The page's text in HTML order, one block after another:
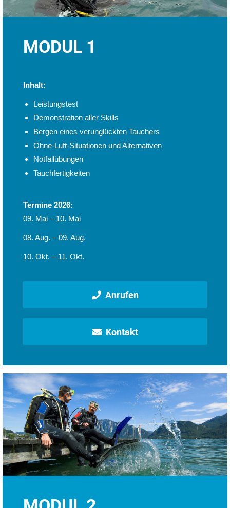
MODUL 1
Inhalt:
Leistungstest
Demonstration aller Skills
Bergen eines verunglückten Tauchers
Ohne-Luft-Situationen und Alternativen
Notfallübungen
Tauchfertigkeiten
Termine 2026:
09. Mai – 10. Mai
08. Aug. – 09. Aug.
10. Okt. – 11. Okt.
Anrufen
Kontakt